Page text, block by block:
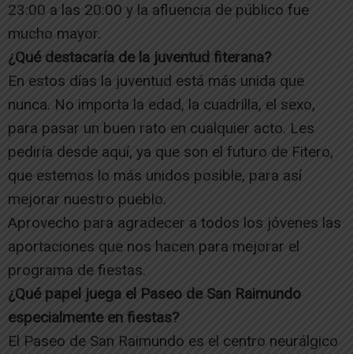
23:00 a las 20:00 y la afluencia de público fue
mucho mayor.
¿Qué destacaría de la juventud fiterana?
En estos días la juventud está más unida que
nunca. No importa la edad, la cuadrilla, el sexo,
para pasar un buen rato en cualquier acto. Les
pediría desde aquí, ya que son el futuro de Fitero,
que estemos lo más unidos posible, para así
mejorar nuestro pueblo.
Aprovecho para agradecer a todos los jóvenes las
aportaciones que nos hacen para mejorar el
programa de fiestas.
¿Qué papel juega el Paseo de San Raimundo
especialmente en fiestas?
El Paseo de San Raimundo es el centro neurálgico